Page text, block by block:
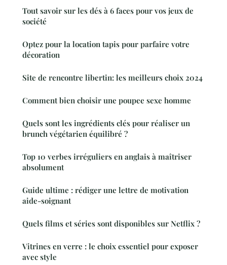
Tout savoir sur les dés à 6 faces pour vos jeux de
société
Optez pour la location tapis pour parfaire votre
décoration
Site de rencontre libertin: les meilleurs choix 2024
Comment bien choisir une poupee sexe homme
Quels sont les ingrédients clés pour réaliser un
brunch végétarien équilibré ?
Top 10 verbes irréguliers en anglais à maîtriser
absolument
Guide ultime : rédiger une lettre de motivation
aide-soignant
Quels films et séries sont disponibles sur Netflix ?
Vitrines en verre : le choix essentiel pour exposer
avec style